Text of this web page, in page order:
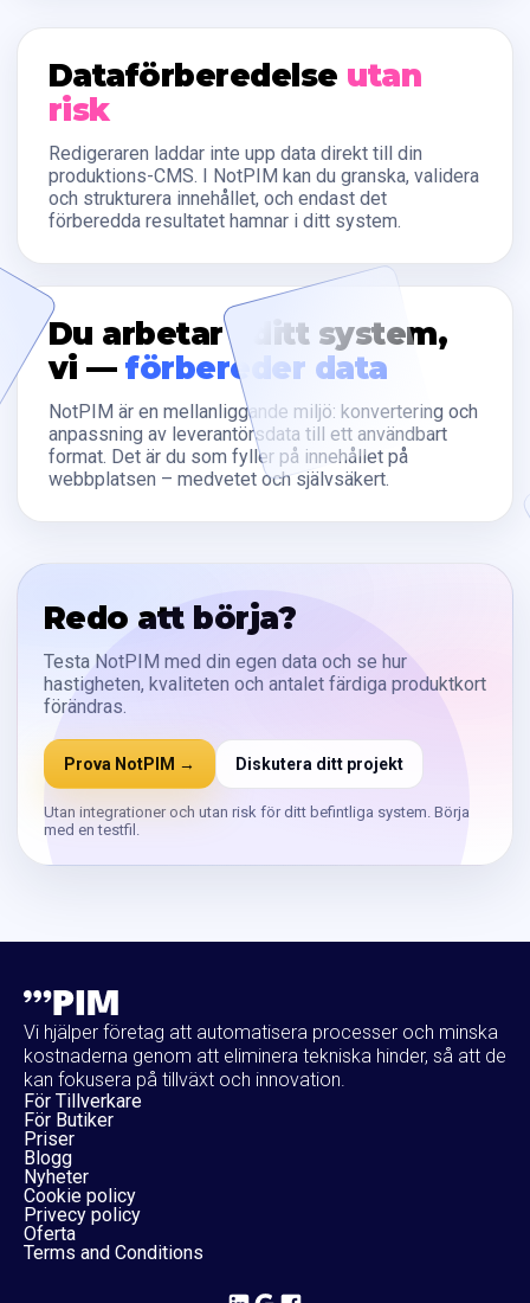
Dataförberedelse utan
risk
Redigeraren laddar inte upp data direkt till din
produktions-CMS. I NotPIM kan du granska, validera
och strukturera innehållet, och endast det
förberedda resultatet hamnar i ditt system.
Du arbetar i ditt system,
vi —förbereder data
NotPIM är en mellanliggande miljö: konvertering och
anpassning av leverantörsdata till ett användbart
format. Det är du som fyller på innehållet på
webbplatsen – medvetet och självsäkert.
Redo att börja?
Testa NotPIM med din egen data och se hur
hastigheten, kvaliteten och antalet färdiga produktkort
förändras.
Prova NotPIM → Diskutera ditt projekt
Utan integrationer och utan risk för ditt befintliga system. Börja
med en testfil.
Vi hjälper företag att automatisera processer och minska
kostnaderna genom att eliminera tekniska hinder, så att de
kan fokusera på tillväxt och innovation.
För Tillverkare
För Butiker
Priser
Blogg
Nyheter
Cookie policy
Privecy policy
Oferta
Terms and Conditions